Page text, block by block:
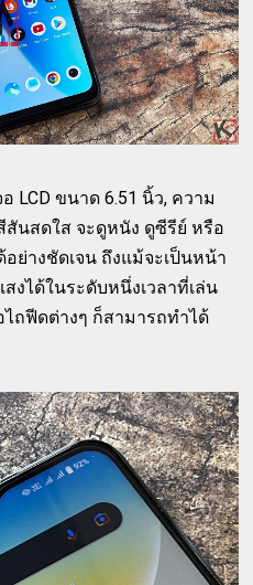
LCD ขนาด 6.51 นิ้ว, ความ
นสดใส จะดูหนัง ดูซีรีย์ หรือ
ย่างชัดเจน ถึงแม้จะเป็นหน้า
งได้ในระดับหนึ่งเวลาที่เล่น
ไถฟีดต่างๆ ก็สามารถทำได้